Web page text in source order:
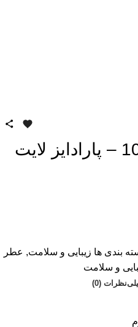
بندی ها زیبایی و سلامت, عطر
و سلامت
نظرات (0)